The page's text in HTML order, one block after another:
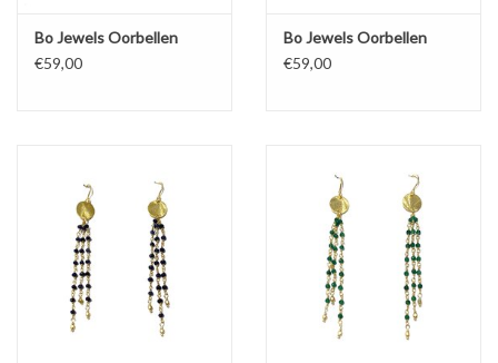
Bo Jewels Oorbellen
€59,00
Bo Jewels Oorbellen
€59,00